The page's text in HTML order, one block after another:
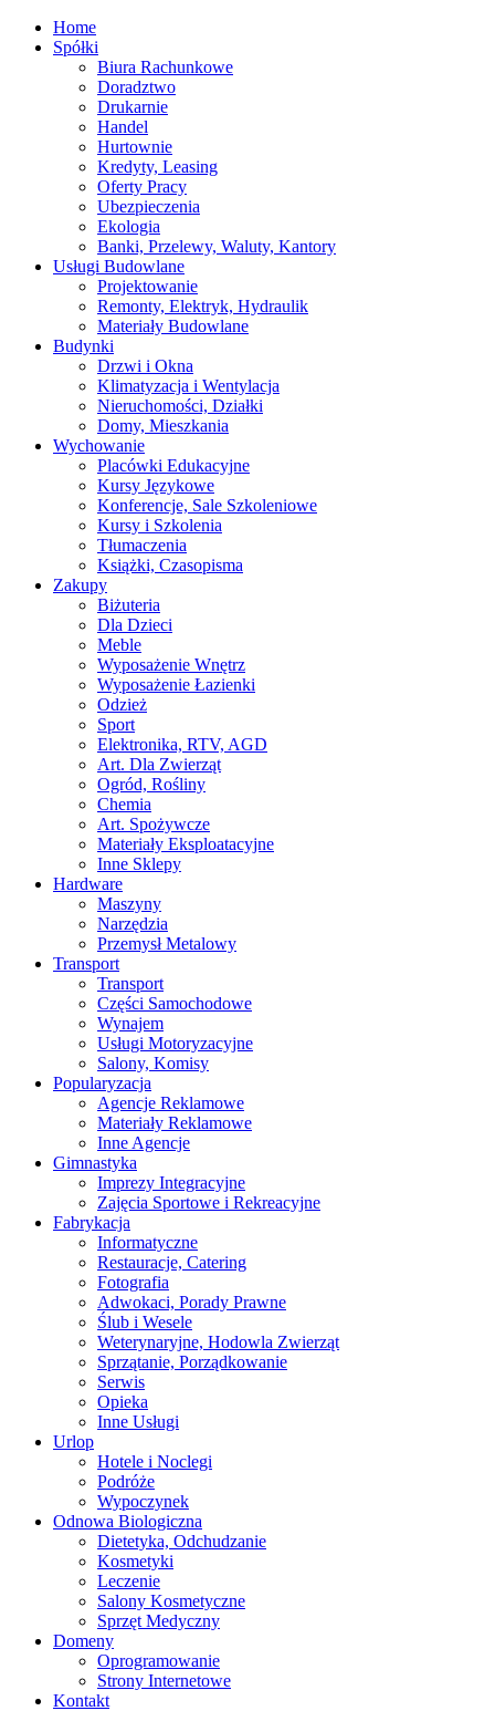
Home
Spółki
Biura Rachunkowe
Doradztwo
Drukarnie
Handel
Hurtownie
Kredyty, Leasing
Oferty Pracy
Ubezpieczenia
Ekologia
Banki, Przelewy, Waluty, Kantory
Usługi Budowlane
Projektowanie
Remonty, Elektryk, Hydraulik
Materiały Budowlane
Budynki
Drzwi i Okna
Klimatyzacja i Wentylacja
Nieruchomości, Działki
Domy, Mieszkania
Wychowanie
Placówki Edukacyjne
Kursy Językowe
Konferencje, Sale Szkoleniowe
Kursy i Szkolenia
Tłumaczenia
Książki, Czasopisma
Zakupy
Biżuteria
Dla Dzieci
Meble
Wyposażenie Wnętrz
Wyposażenie Łazienki
Odzież
Sport
Elektronika, RTV, AGD
Art. Dla Zwierząt
Ogród, Rośliny
Chemia
Art. Spożywcze
Materiały Eksploatacyjne
Inne Sklepy
Hardware
Maszyny
Narzędzia
Przemysł Metalowy
Transport
Transport
Części Samochodowe
Wynajem
Usługi Motoryzacyjne
Salony, Komisy
Popularyzacja
Agencje Reklamowe
Materiały Reklamowe
Inne Agencje
Gimnastyka
Imprezy Integracyjne
Zajęcia Sportowe i Rekreacyjne
Fabrykacja
Informatyczne
Restauracje, Catering
Fotografia
Adwokaci, Porady Prawne
Ślub i Wesele
Weterynaryjne, Hodowla Zwierząt
Sprzątanie, Porządkowanie
Serwis
Opieka
Inne Usługi
Urlop
Hotele i Noclegi
Podróże
Wypoczynek
Odnowa Biologiczna
Dietetyka, Odchudzanie
Kosmetyki
Leczenie
Salony Kosmetyczne
Sprzęt Medyczny
Domeny
Oprogramowanie
Strony Internetowe
Kontakt